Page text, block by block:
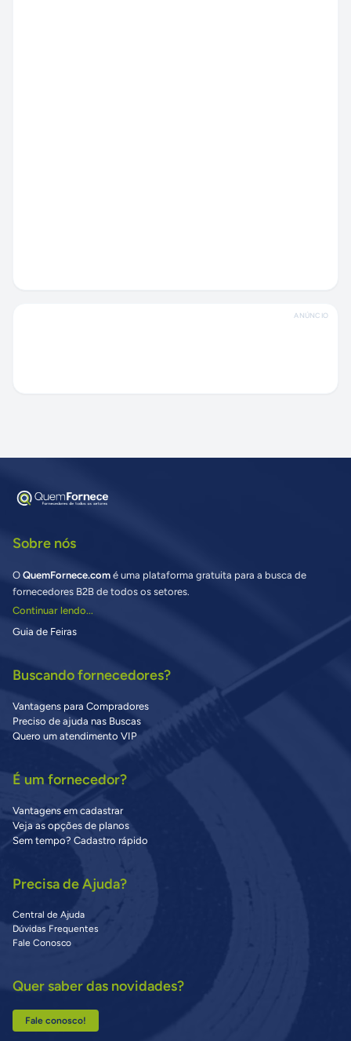
ANÚNCIO
Sobre nós
O QuemFornece.com é uma plataforma gratuita para a busca de
fornecedores B2B de todos os setores.
Continuar lendo...
Guia de Feiras
Buscando fornecedores?
Vantagens para Compradores
Preciso de ajuda nas Buscas
Quero um atendimento VIP
É um fornecedor?
Vantagens em cadastrar
Veja as opções de planos
Sem tempo? Cadastro rápido
Precisa de Ajuda?
Central de Ajuda
Dúvidas Frequentes
Fale Conosco
Quer saber das novidades?
Fale conosco!